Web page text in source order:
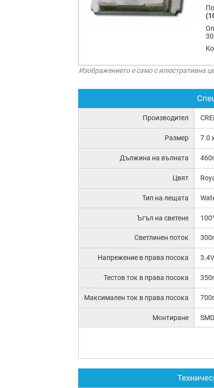
Изображението е само с илюстративна
Производител
Размер 7.0
Дължина на вълната
Цвят
Тип на лещата
Ъгъл на светене 100°
Светлинен поток
Напрежение в права посока 3.4V
Тестов ток в права посока
Максимален ток в права посока
Монтиране SMD